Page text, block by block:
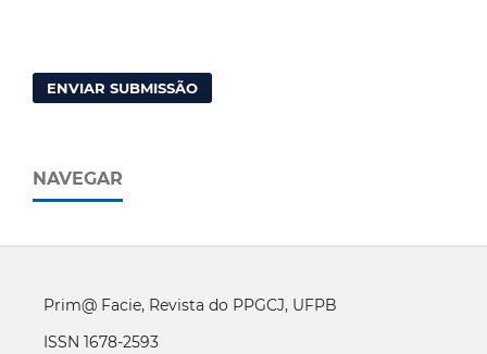
ENVIAR SUBMISSÃO
NAVEGAR
Prim@ Facie, Revista do PPGCJ, UFPB
ISSN 1678-2593